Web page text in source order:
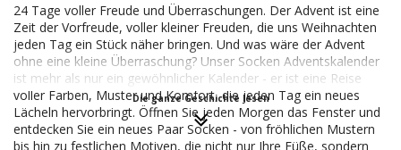
24 Tage voller Freude und Überraschungen. Der Advent ist eine
Zeit der Vorfreude, voller kleiner Freuden, die uns Weihnachten
jeden Tag ein Stück näher bringen. Und was wäre der Advent
ohne eine kleine Überraschung? Unser Socken Adventskalender
ist mehr als nur ein gewöhnlicher Kalender - er ist eine Reise
voller Farben, Muster und Komfort, die jeden Tag ein neues
Lächeln hervorbringt. Öffnen Sie jeden Morgen das Fenster und
entdecken Sie ein neues Paar Socken - von fröhlichen Mustern
bis hin zu festlichen Motiven, die nicht nur Ihre Füße, sondern
Die ganze Geschichte lesen